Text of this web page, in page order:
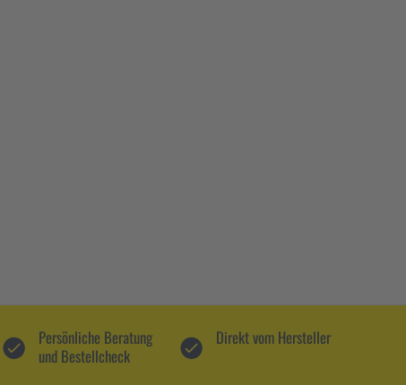
Persönliche Beratung
und Bestellcheck
Direkt vom Hersteller